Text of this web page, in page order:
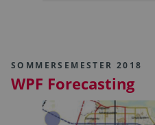
SOMMERSEMESTER 2018
WPF Forecasting